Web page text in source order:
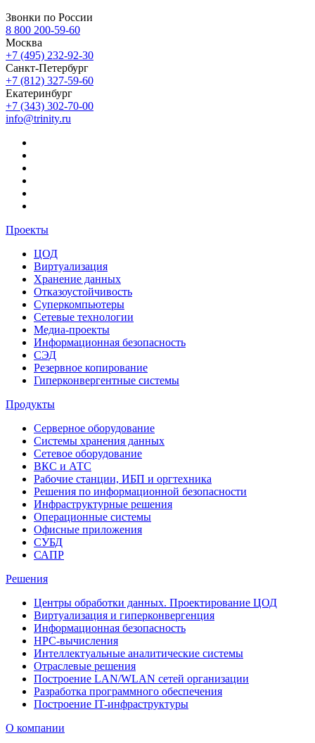
Звонки по России
8 800 200-59-60
Москва
+7 (495) 232-92-30
Санкт-Петербург
+7 (812) 327-59-60
Екатеринбург
+7 (343) 302-70-00
info@trinity.ru
Проекты
ЦОД
Виртуализация
Хранение данных
Отказоустойчивость
Суперкомпьютеры
Сетевые технологии
Медиа-проекты
Информационная безопасность
СЭД
Резервное копирование
Гиперконвергентные системы
Продукты
Серверное оборудование
Системы хранения данных
Сетевое оборудование
ВКС и АТС
Рабочие станции, ИБП и оргтехника
Решения по информационной безопасности
Инфраструктурные решения
Операционные системы
Офисные приложения
СУБД
САПР
Решения
Центры обработки данных. Проектирование ЦОД
Виртуализация и гиперконвергенция
Информационная безопасность
HPC-вычисления
Интеллектуальные аналитические системы
Отраслевые решения
Построение LAN/WLAN сетей организации
Разработка программного обеспечения
Построение IT-инфраструктуры
О компании